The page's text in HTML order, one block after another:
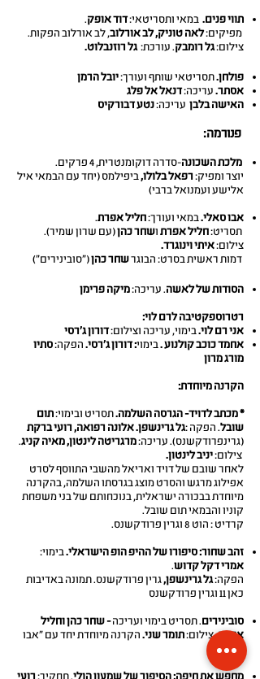
תווי פנים. במאי ותסריטאי:דוד אופק.
מפיקים:לאה טוניק, לב אורלוב, לב אורלוב הפקות.
צילום:גל רומבק. עורכת:גל רוזנבלוט.
פולחן.תסריטאי שותף ועורך:יובל הרמן
אסתר.עריכה:דנאל אל פלג
האישה בלבן עריכה:נטע דבורקיס
פנורמה:
מלכת השכונה-סדרה דוקומנטרית, 4 פרקים.
יוצר ומפיק:רפאל בלולו,ביפילמס (יחד עם הבמאי איל
אלישע ועמנואל ברבי)
אבו סאלי.במאי ועורך:חליל אפרת.
תסריט:חליל אפרתושחר כהן(עם שרון שמיר).
צילום:איתי וינוגרד.
דמות ראשית בסרט: הבוגרשחר כהן("סובינירים")
הסודות של לאשה. עריכה:מיקה פרימן
רטרוספקטיבה לרם לוי:
אני רם לוי.בימוי, עריכה וצילום:דורון ג'רסי
אחמד כוכב קולנוע .בימוי: דורון ג'רסי.הפקה:סתיו
מורג מרון
הקרנה מיוחדת:
* מכתב לדויד- הגרסה השלמה.תסריט ובימוי:תום
שובל. הפקה :גל גרינשפן. אלונה רפואה, רועי ברקת
(גרינפרודקשנס). עריכה:מרגריטה לינטון, מאיה קניג.
צילום:יניב לינטון.
לאחר שובם של דויד ואריאל מהשבי התווסף לסרט
אפילוג מרגש והסרט מוצג בגרסתו השלמה, בהקרנה
מיוחדת בבכורה ישראלית, בנוכחותם של בני משפחת
קוניו והבמאי תום שובל.
קרדיט : הוט 8 וגרין פרודקשנס.
זהב שחור: סיפורו של ההיפ הופ הישראלי.בימוי:
אמרי דקל קדוש.
הפקה:גל גרינשפן,גרין פרודקשנס. תמונה באדיבות
כאן 11 וגרין פרודקשנס
סובינירים. תסריט בימוי ועריכה- שחר כהן וחליל
אפרת.צילום:תומר שני.הקרנה מיוחדת יחד עם "אבו
סאלי".